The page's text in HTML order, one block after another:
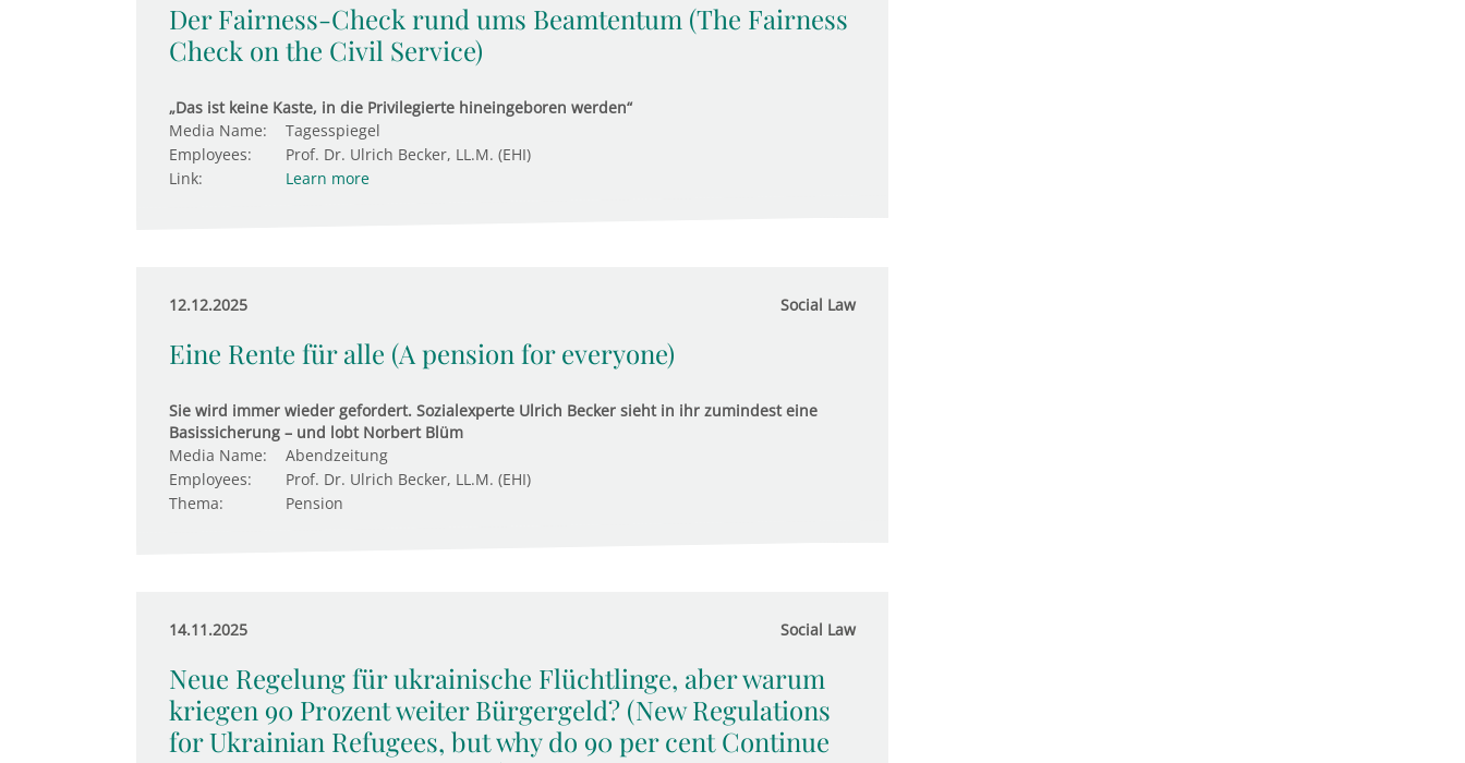
Der Fairness-Check rund ums Beamtentum (The Fairness
Check on the Civil Service)
„Das ist keine Kaste, in die Privilegierte hineingeboren werden“
Media Name:
Tagesspiegel
Employees:
Prof. Dr. Ulrich Becker, LL.M. (EHI)
Link:
Learn more
12.12.2025 Social Law
Eine Rente für alle (A pension for everyone)
Sie wird immer wieder gefordert. Sozialexperte Ulrich Becker sieht in ihr zumindest eine
Basissicherung – und lobt Norbert Blüm
Media Name:
Abendzeitung
Employees:
Prof. Dr. Ulrich Becker, LL.M. (EHI)
Thema:
Pension
14.11.2025 Social Law
Neue Regelung für ukrainische Flüchtlinge, aber warum
kriegen 90 Prozent weiter Bürgergeld? (New Regulations
for Ukrainian Refugees, but why do 90 per cent Continue